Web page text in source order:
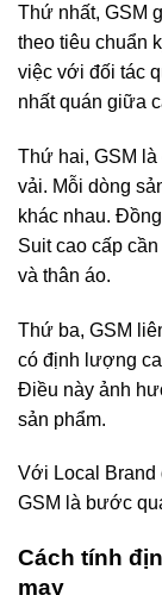
Thứ nhất, GSM
theo tiêu chuẩn
việc với đối tác
nhất quán giữa
Thứ hai, GSM
vải. Mỗi dòng
khác nhau.
Suit cao cấp
và thân áo.
Thứ ba, GSM
có định lượng
Điều này ảnh
sản phẩm.
Với Local Brand
GSM là bước
Cách tính
may